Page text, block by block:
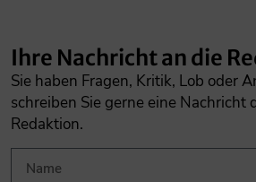
Ihre Nachricht an die
Sie haben Fragen, Kritik, Lob oder
schreiben Sie gerne eine Nachricht
Redaktion.